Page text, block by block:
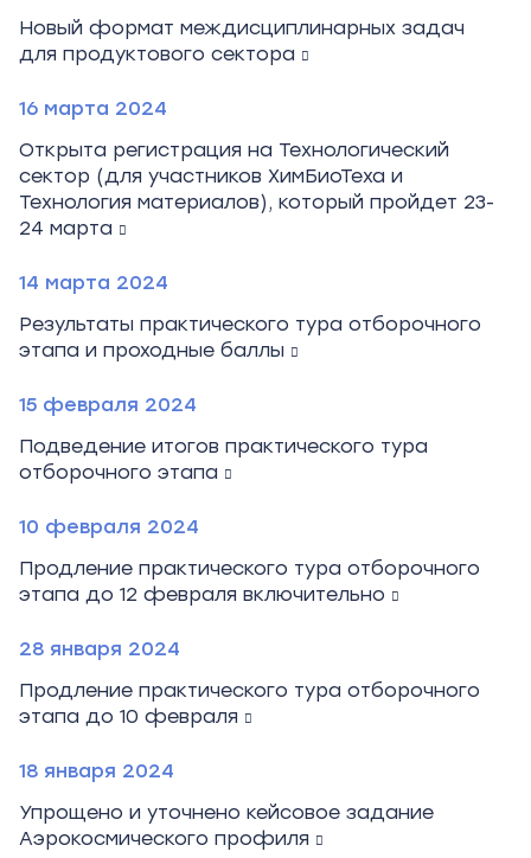
Новый формат междисциплинарных задач
для продуктового сектора
16 марта 2024
Открыта регистрация на Технологический
сектор (для участников ХимБиоТеха и
Технология материалов), который пройдет 23-
24 марта
14 марта 2024
Результаты практического тура отборочного
этапа и проходные баллы
15 февраля 2024
Подведение итогов практического тура
отборочного этапа
10 февраля 2024
Продление практического тура отборочного
этапа до 12 февраля включительно
28 января 2024
Продление практического тура отборочного
этапа до 10 февраля
18 января 2024
Упрощено и уточнено кейсовое задание
Аэрокосмического профиля